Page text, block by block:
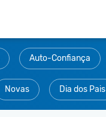
Auto-Confiança
Novas Dia dos Pais